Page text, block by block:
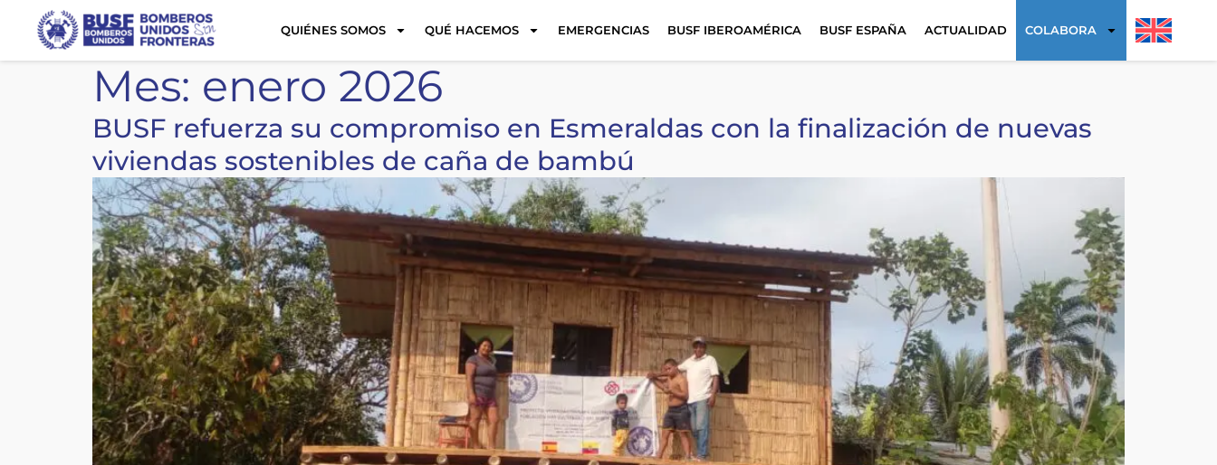
QUIÉNES SOMOS QUÉ HACEMOS EMERGENCIAS BUSF IBEROAMÉRICA BUSF ESPAÑA ACTUALIDAD COLABORA
Mes: enero 2026
BUSF refuerza su compromiso en Esmeraldas con la finalización de nuevas
viviendas sostenibles de caña de bambú